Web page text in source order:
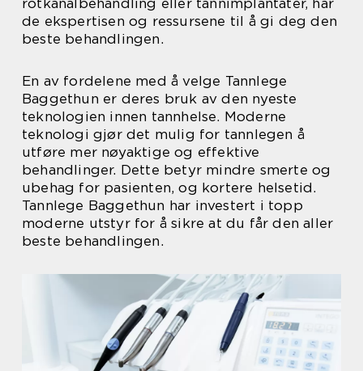
rotkanalbehandling eller tannimplantater, har
de ekspertisen og ressursene til å gi deg den
beste behandlingen.
En av fordelene med å velge Tannlege
Baggethun er deres bruk av den nyeste
teknologien innen tannhelse. Moderne
teknologi gjør det mulig for tannlegen å
utføre mer nøyaktige og effektive
behandlinger. Dette betyr mindre smerte og
ubehag for pasienten, og kortere helsetid.
Tannlege Baggethun har investert i topp
moderne utstyr for å sikre at du får den aller
beste behandlingen.